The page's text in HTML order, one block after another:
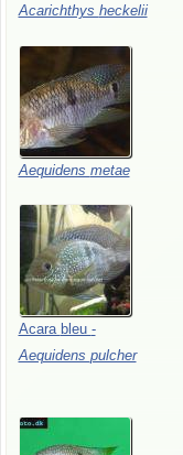
Acarichthys heckelii
Aequidens metae
Acara bleu -
Aequidens pulcher